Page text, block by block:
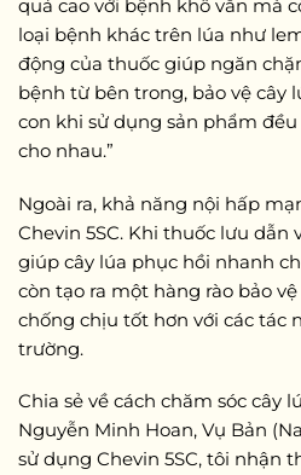
quả cao với bệnh khô vằn mà
loại bệnh khác trên lúa như
động của thuốc giúp ngăn
bệnh từ bên trong, bảo vệ cây
con khi sử dụng sản phẩm
cho nhau.”
Ngoài ra, khả năng nội hấp
Chevin 5SC. Khi thuốc lưu dẫn
giúp cây lúa phục hồi nhanh
còn tạo ra một hàng rào bảo
chống chịu tốt hơn với các tác
trường.
Chia sẻ về cách chăm sóc cây
Nguyễn Minh Hoan, Vụ Bản
sử dụng Chevin 5SC, tôi nhận